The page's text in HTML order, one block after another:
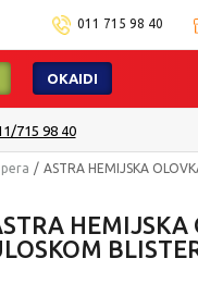
011 715 98 40
OKAIDI
715 98 40
ASTRA HEMIJSKA
HEMIJSKA